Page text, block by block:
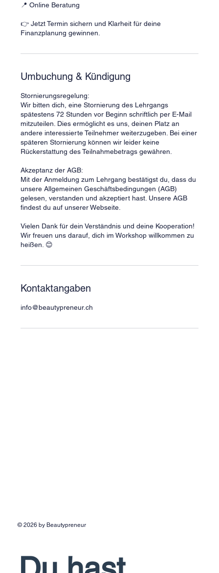
📍 Online Beratung
👉 Jetzt Termin sichern und Klarheit für deine
Finanzplanung gewinnen.
Umbuchung & Kündigung
Stornierungsregelung:
Wir bitten dich, eine Stornierung des Lehrgangs
spätestens 72 Stunden vor Beginn schriftlich per E-Mail
mitzuteilen. Dies ermöglicht es uns, deinen Platz an
andere interessierte Teilnehmer weiterzugeben. Bei einer
späteren Stornierung können wir leider keine
Rückerstattung des Teilnahmebetrags gewähren.
Akzeptanz der AGB:
Mit der Anmeldung zum Lehrgang bestätigst du, dass du
unsere Allgemeinen Geschäftsbedingungen (AGB)
gelesen, verstanden und akzeptiert hast. Unsere AGB
findest du auf unserer Webseite.
Vielen Dank für dein Verständnis und deine Kooperation!
Wir freuen uns darauf, dich im Workshop willkommen zu
heißen. 😊
Kontaktangaben
info@beautypreneur.ch
© 2026 by Beautypreneur